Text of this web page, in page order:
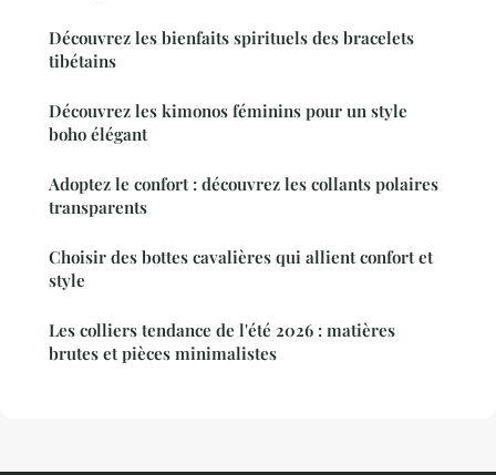
Découvrez les bienfaits spirituels des bracelets
tibétains
Découvrez les kimonos féminins pour un style
boho élégant
Adoptez le confort : découvrez les collants polaires
transparents
Choisir des bottes cavalières qui allient confort et
style
Les colliers tendance de l'été 2026 : matières
brutes et pièces minimalistes